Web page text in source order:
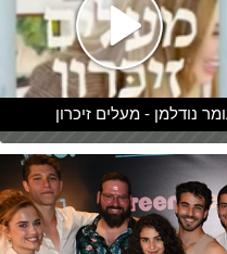
נודלמן - מעלים זיכרון